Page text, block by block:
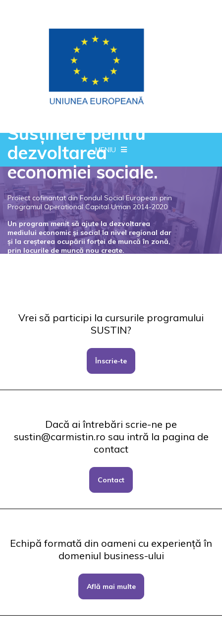
MENIU
Susținere pentru
dezvoltarea
economiei sociale.
Proiect cofinantat din Fondul Social European prin
Programul Operational Capital Uman 2014-2020
Un program menit să ajute la dezvoltarea
mediului economic și social la nivel regional dar
și la creșterea ocupării forței de muncă în zonă,
prin locurile de muncă nou create.
Vrei să participi la cursurile programului
SUSTIN?
Înscrie-te
Dacă ai întrebări scrie-ne pe
sustin@carmistin.ro sau intră la pagina de
contact
Contact
Echipă formată din oameni cu experiență în
domeniul business-ului
Află mai multe